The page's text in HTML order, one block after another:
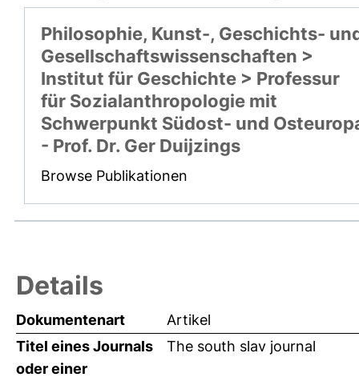
Philosophie, Kunst-, Geschichts-
Gesellschaftswissenschaften >
Institut für Geschichte > Professur
für Sozialanthropologie mit
Schwerpunkt Südost- und
- Prof. Dr. Ger Duijzings
Browse Publikationen
Details
Dokumentenart
Artikel
Titel eines Journals
oder einer
The south slav journal